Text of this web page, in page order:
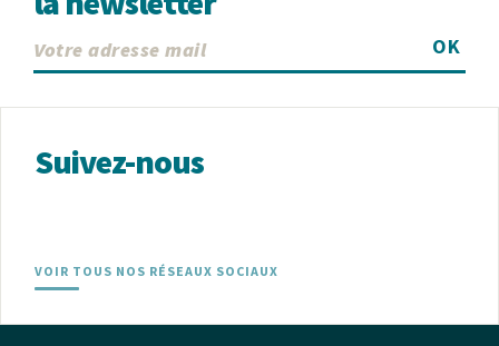
OK
Suivez-nous
VOIR TOUS NOS RÉSEAUX SOCIAUX